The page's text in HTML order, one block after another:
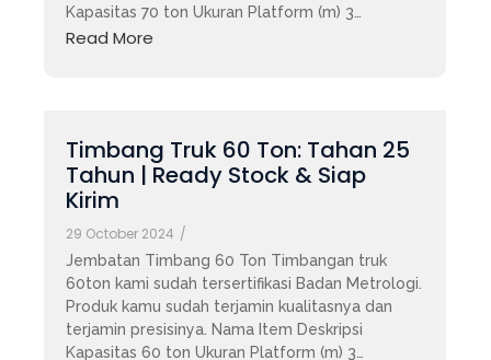
Kapasitas 70 ton Ukuran Platform (m) 3…
Read More
Timbang Truk 60 Ton: Tahan 25
Tahun | Ready Stock & Siap
Kirim
29 October 2024 /
Jembatan Timbang 60 Ton Timbangan truk
60ton kami sudah tersertifikasi Badan Metrologi.
Produk kamu sudah terjamin kualitasnya dan
terjamin presisinya. Nama Item Deskripsi
Kapasitas 60 ton Ukuran Platform (m) 3…